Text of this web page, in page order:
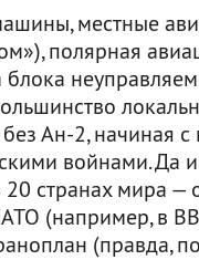
местные
полярная
Ан-2, начиная
войнами. Да и
странах мира —
(например, в
(правда,